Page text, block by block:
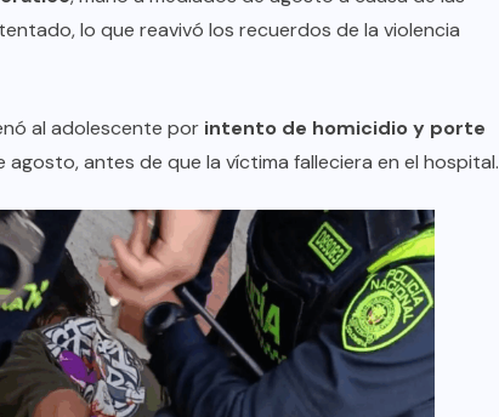
lo que reavivó los recuerdos de la violencia
al adolescente por intento de homicidio y porte
antes de que la víctima falleciera en el hospital.